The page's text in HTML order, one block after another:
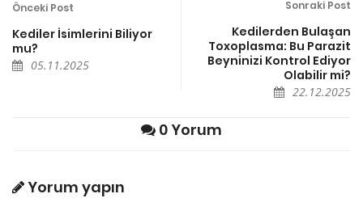
Önceki Post
Kediler İsimlerini Biliyor
mu?
05.11.2025
Sonraki Post
Kedilerden Bulaşan
Toxoplasma: Bu Parazit
Beyninizi Kontrol Ediyor
Olabilir mi?
22.12.2025
0 Yorum
Yorum yapın